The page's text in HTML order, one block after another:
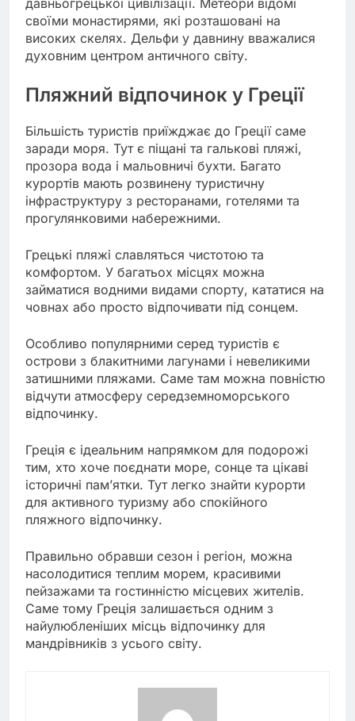
давньогрецької цивілізації. Метеори відомі
своїми монастирями, які розташовані на
високих скелях. Дельфи у давнину вважалися
духовним центром античного світу.
Пляжний відпочинок у Греції
Більшість туристів приїжджає до Греції саме
заради моря. Тут є піщані та галькові пляжі,
прозора вода і мальовничі бухти. Багато
курортів мають розвинену туристичну
інфраструктуру з ресторанами, готелями та
прогулянковими набережними.
Грецькі пляжі славляться чистотою та
комфортом. У багатьох місцях можна
займатися водними видами спорту, кататися на
човнах або просто відпочивати під сонцем.
Особливо популярними серед туристів є
острови з блакитними лагунами і невеликими
затишними пляжами. Саме там можна повністю
відчути атмосферу середземноморського
відпочинку.
Греція є ідеальним напрямком для подорожі
тим, хто хоче поєднати море, сонце та цікаві
історичні пам’ятки. Тут легко знайти курорти
для активного туризму або спокійного
пляжного відпочинку.
Правильно обравши сезон і регіон, можна
насолодитися теплим морем, красивими
пейзажами та гостинністю місцевих жителів.
Саме тому Греція залишається одним з
найулюбленіших місць відпочинку для
мандрівників з усього світу.